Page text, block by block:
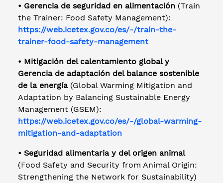
• Gerencia de seguridad en alimentación (Train
the Trainer: Food Safety Management):
https://web.icetex.gov.co/es/-/train-the-
trainer-food-safety-management
• Mitigación del calentamiento global y
Gerencia de adaptación del balance sostenible
de la energía (Global Warming Mitigation and
Adaptation by Balancing Sustainable Energy
Management (GSEM):
https://web.icetex.gov.co/es/-/global-warming-
mitigation-and-adaptation
• Seguridad alimentaria y del origen animal
(Food Safety and Security from Animal Origin:
Strengthening the Network for Sustainability)